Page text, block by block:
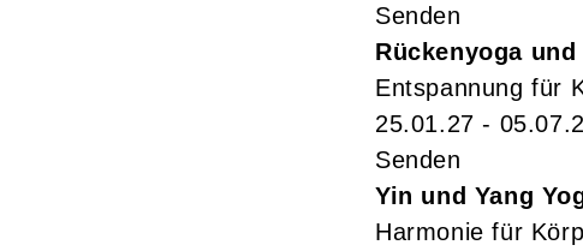
Senden
Rückenyoga und
Entspannung für
25.01.27 -
Senden
Yin und Yang
Harmonie für